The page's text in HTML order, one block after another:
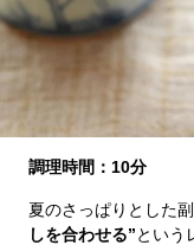
調理時間：10分
夏のさっぱりとした副
しを合わせる”という